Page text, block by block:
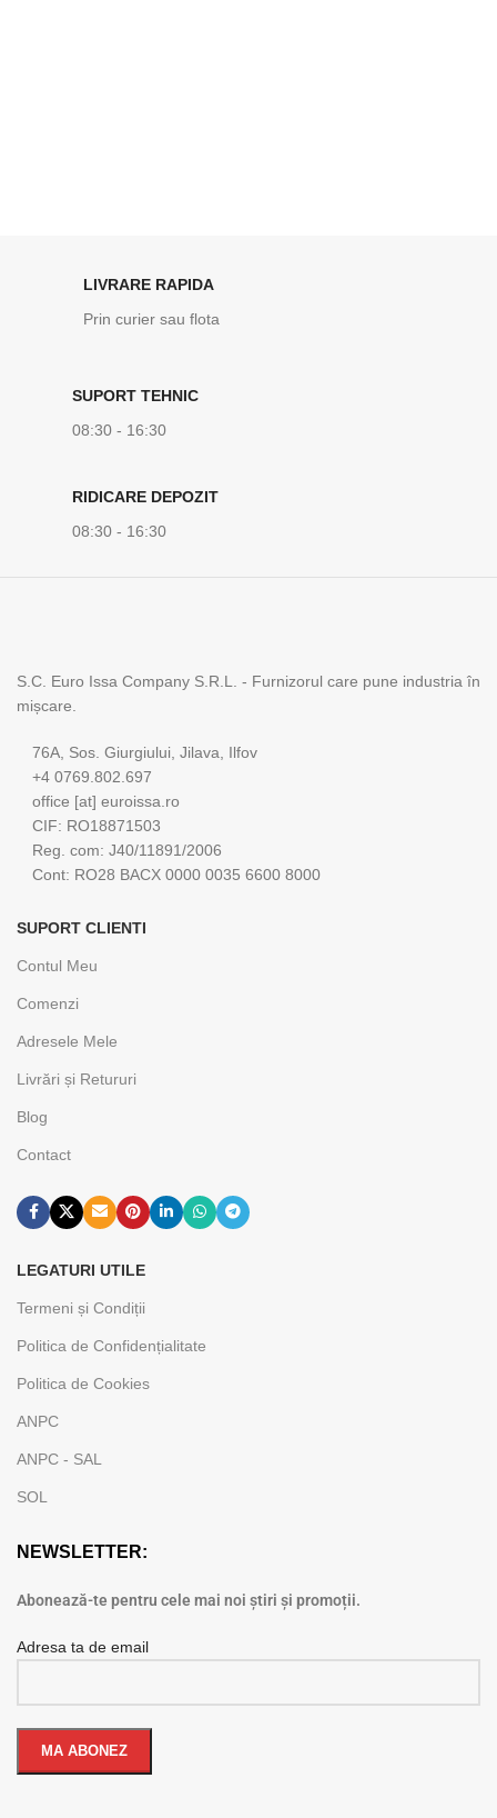
LIVRARE RAPIDA
Prin curier sau flota
SUPORT TEHNIC
08:30 - 16:30
RIDICARE DEPOZIT
08:30 - 16:30
S.C. Euro Issa Company S.R.L. - Furnizorul care pune industria în
mișcare.
76A, Sos. Giurgiului, Jilava, Ilfov
+4 0769.802.697
office [at] euroissa.ro
CIF: RO18871503
Reg. com: J40/11891/2006
Cont: RO28 BACX 0000 0035 6600 8000
SUPORT CLIENTI
Contul Meu
Comenzi
Adresele Mele
Livrări și Retururi
Blog
Contact
LEGATURI UTILE
Termeni și Condiții
Politica de Confidențialitate
Politica de Cookies
ANPC
ANPC - SAL
SOL
NEWSLETTER:
Abonează-te pentru cele mai noi știri și promoții.
Adresa ta de email